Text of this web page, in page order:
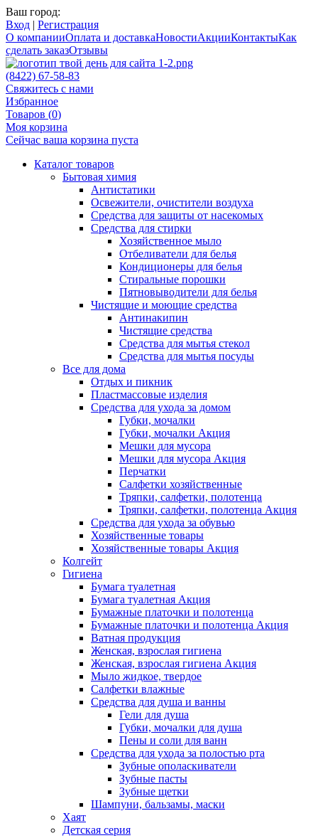
Ваш город:
Вход | Регистрация
О компанииОплата и доставкаНовостиАкцииКонтактыКак
сделать заказОтзывы
(8422) 67-58-83
Свяжитесь с нами
Избранное
Товаров (0)
Моя корзина
Сейчас ваша корзина пуста
Каталог товаров
Бытовая химия
Антистатики
Освежители, очистители воздуха
Средства для защиты от насекомых
Средства для стирки
Хозяйственное мыло
Отбеливатели для белья
Кондиционеры для белья
Стиральные порошки
Пятновыводители для белья
Чистящие и моющие средства
Антинакипин
Чистящие средства
Средства для мытья стекол
Средства для мытья посуды
Все для дома
Отдых и пикник
Пластмассовые изделия
Средства для ухода за домом
Губки, мочалки
Губки, мочалки Акция
Мешки для мусора
Мешки для мусора Акция
Перчатки
Салфетки хозяйственные
Тряпки, салфетки, полотенца
Тряпки, салфетки, полотенца Акция
Средства для ухода за обувью
Хозяйственные товары
Хозяйственные товары Акция
Колгейт
Гигиена
Бумага туалетная
Бумага туалетная Акция
Бумажные платочки и полотенца
Бумажные платочки и полотенца Акция
Ватная продукция
Женская, взрослая гигиена
Женская, взрослая гигиена Акция
Мыло жидкое, твердое
Салфетки влажные
Средства для душа и ванны
Гели для душа
Губки, мочалки для душа
Пены и соли для ванн
Средства для ухода за полостью рта
Зубные ополаскиватели
Зубные пасты
Зубные щетки
Шампуни, бальзамы, маски
Хаят
Детская серия